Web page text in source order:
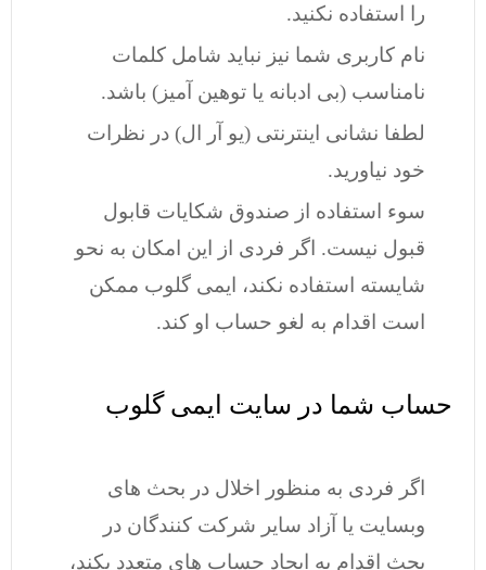
را استفاده نکنید.
نام کاربری شما نیز نباید شامل کلمات
نامناسب (بی ادبانه یا توهین آمیز) باشد.
لطفا نشانی اینترنتی (یو آر ال) در نظرات
خود نیاورید.
سوء استفاده از صندوق شکایات قابول
قبول نیست. اگر فردی از این امکان به نحو
شایسته استفاده نکند، ایمی گلوب ممکن
است اقدام به لغو حساب او کند.
حساب شما در سایت ایمی گلوب
اگر فردی به منظور اخلال در بحث های
وبسایت یا آزاد سایر شرکت کنندگان در
بحث اقدام به ایجاد حساب های متعدد بکند،